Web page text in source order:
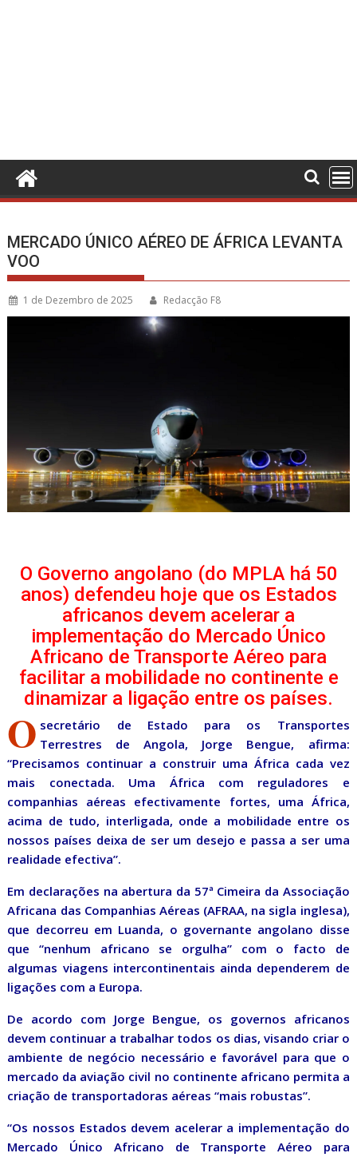
MERCADO ÚNICO AÉREO DE ÁFRICA LEVANTA
VOO
1 de Dezembro de 2025 Redacção F8
O Governo angolano (do MPLA há 50
anos) defendeu hoje que os Estados
africanos devem acelerar a
implementação do Mercado Único
Africano de Transporte Aéreo para
facilitar a mobilidade no continente e
dinamizar a ligação entre os países.
O secretário de Estado para os Transportes
Terrestres de Angola, Jorge Bengue, afirma:
“Precisamos continuar a construir uma África cada vez
mais conectada. Uma África com reguladores e
companhias aéreas efectivamente fortes, uma África,
acima de tudo, interligada, onde a mobilidade entre os
nossos países deixa de ser um desejo e passa a ser uma
realidade efectiva”.
Em declarações na abertura da 57ª Cimeira da Associação
Africana das Companhias Aéreas (AFRAA, na sigla inglesa),
que decorreu em Luanda, o governante angolano disse
que “nenhum africano se orgulha” com o facto de
algumas viagens intercontinentais ainda dependerem de
ligações com a Europa.
De acordo com Jorge Bengue, os governos africanos
devem continuar a trabalhar todos os dias, visando criar o
ambiente de negócio necessário e favorável para que o
mercado da aviação civil no continente africano permita a
criação de transportadoras aéreas “mais robustas”.
“Os nossos Estados devem acelerar a implementação do
Mercado Único Africano de Transporte Aéreo para